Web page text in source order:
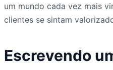
um mundo cada vez mais
clientes se sintam
Escrevendo